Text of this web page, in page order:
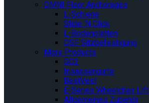
OMNI Floor Anchorages
L-Schiene
Slide ‘N Click
L-Bodenplatten
QSF Sitzbefestigung
More Products
GO2
Insassengurte
BestVest
E-Series Wheelchair Lift
Allgemeines Zubehör